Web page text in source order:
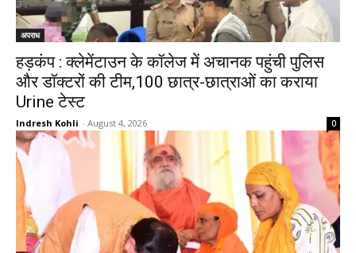
अपराध
हड़कंप : क्लेमेंटाउन के कॉलेज में अचानक पहुंची पुलिस
और डॉक्टरों की टीम,100 छात्र-छात्राओं का कराया
Urine टेस्ट
Indresh Kohli - August 4, 2026 0